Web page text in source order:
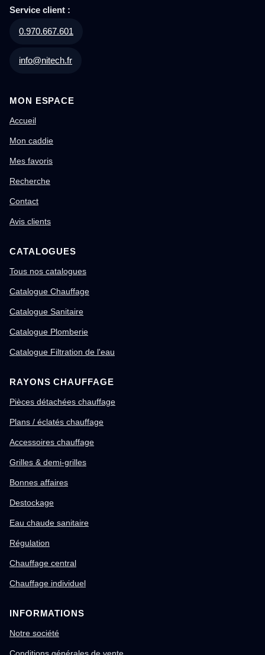
Service client :
0.970.667.601
info@nitech.fr
MON ESPACE
Accueil
Mon caddie
Mes favoris
Recherche
Contact
Avis clients
CATALOGUES
Tous nos catalogues
Catalogue Chauffage
Catalogue Sanitaire
Catalogue Plomberie
Catalogue Filtration de l'eau
RAYONS CHAUFFAGE
Pièces détachées chauffage
Plans / éclatés chauffage
Accessoires chauffage
Grilles & demi-grilles
Bonnes affaires
Destockage
Eau chaude sanitaire
Régulation
Chauffage central
Chauffage individuel
INFORMATIONS
Notre société
Conditions générales de vente